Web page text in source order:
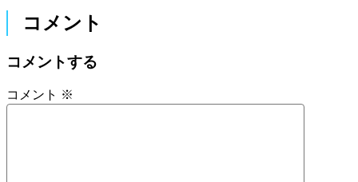
コメント
コメントする
コメント ※